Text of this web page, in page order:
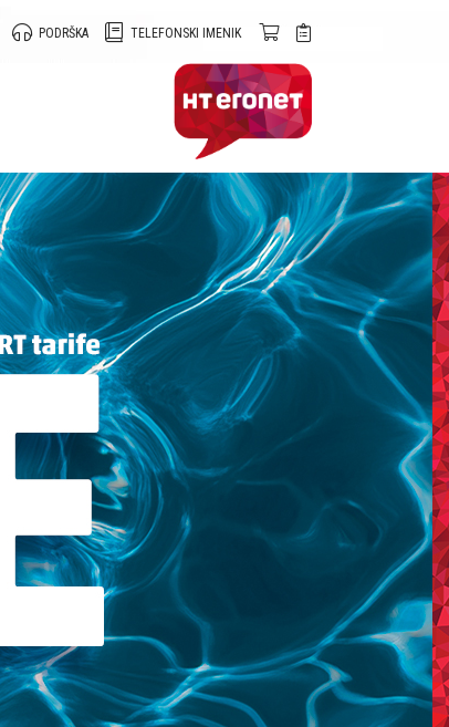
TELEFONSKI IMENIK
PODRŠKA